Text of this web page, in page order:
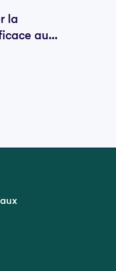
la
au